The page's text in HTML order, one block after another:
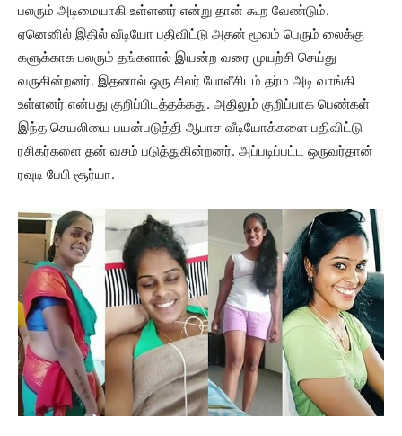
பலரும் அடிமையாகி உள்ளனர் என்று தான் கூற வேண்டும்.
ஏனெனில் இதில் வீடியோ பதிவிட்டு அதன் மூலம் பெரும் லைக்கு
களுக்காக பலரும் தங்களால் இயன்ற வரை முயற்சி செய்து
வருகின்றனர். இதனால் ஒரு சிலர் போலீசிடம் தர்ம அடி வாங்கி
உள்ளனர் என்பது குறிப்பிடத்தக்கது. அதிலும் குறிப்பாக பெண்கள்
இந்த செயலியை பயன்படுத்தி ஆபாச வீடியோக்களை பதிவிட்டு
ரசிகர்களை தன் வசம் படுத்துகின்றனர். அப்படிப்பட்ட ஒருவர்தான்
ரவுடி பேபி சூர்யா.